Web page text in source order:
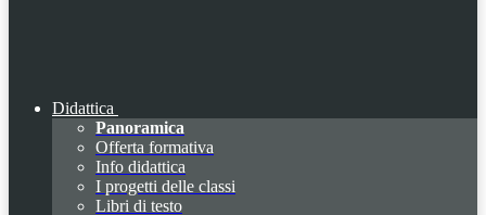
Didattica
Panoramica
Offerta formativa
Info didattica
I progetti delle classi
Libri di testo